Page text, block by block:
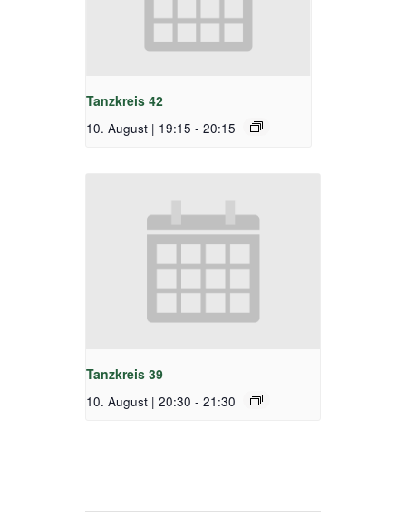
Tanzkreis 42
10. August | 19:15 - 20:15
Tanzkreis 39
10. August | 20:30 - 21:30